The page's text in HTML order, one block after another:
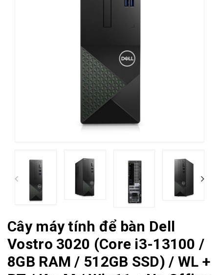
Cây máy tính để bàn Dell
Vostro 3020 (Core i3-13100 /
8GB RAM / 512GB SSD) / WL +